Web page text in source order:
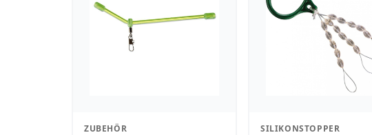
ZUBEHÖR SILIKONSTOPPER